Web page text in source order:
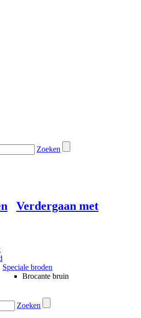
Zoeken
Verdergaan met
Speciale broden
Brocante bruin
Zoeken